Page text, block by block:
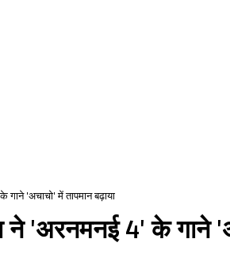
गाने 'अचाचो' में तापमान बढ़ाया
ने 'अरनमनई 4' के गाने